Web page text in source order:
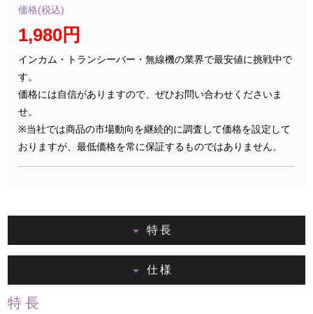
価格(税込)
1,980円
インカム・トランシーバー・無線機の業界で最安値に挑戦中で
す。
価格には自信がありますので、ぜひお問い合わせくださいま
せ。
※当社では商品の市場動向を継続的に調査して価格を設定して
おりますが、最低価格を常に保証するものではありません。
特長
仕様
特長